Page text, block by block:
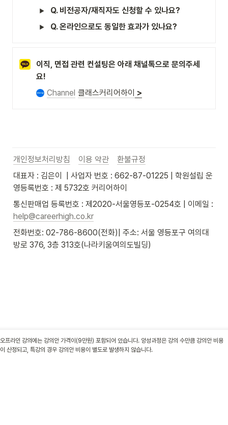
Q. 비전공자/재직자도 신청할 수 있나요?
Q. 온라인으로도 동일한 효과가 있나요?
이직, 면접 관련 컨설팅은 아래 채널톡으로 문의주세
요!
Channel 클래스커리어하이 >
개인정보처리방침 이용 약관
환불규정
대표자 : 김은이  | 사업자 번호 : 662-87-01225 | 학원설립 운
영등록번호 : 제 5732호 커리어하이
help@careerhigh.co.kr
전화번호: 02-786-8600(전화)| 주소: 서울 영등포구 여의대
방로 376, 3층 313호(나라키움여의도빌딩)
오프라인 강의에는 강의안 가격이(9만원) 포함되어 있습니다. 양성과정은 강의 수만큼 강의안 비용
이 산정되고, 특강의 경우 강의안 비용이 별도로 발생하지 않습니다.